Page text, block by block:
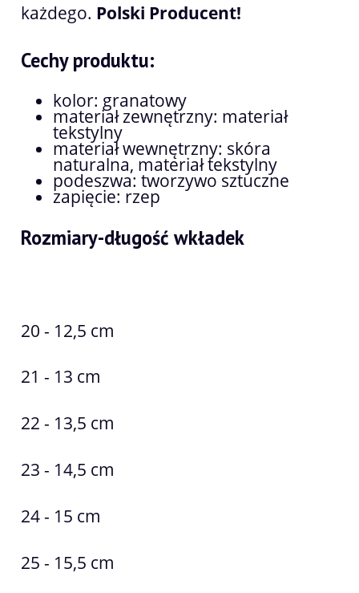
każdego. Polski Producent!
Cechy produktu:
kolor: granatowy
materiał zewnętrzny: materiał
tekstylny
materiał wewnętrzny: skóra
naturalna, materiał tekstylny
podeszwa: tworzywo sztuczne
zapięcie: rzep
Rozmiary-długość wkładek
20 - 12,5 cm
21 - 13 cm
22 - 13,5 cm
23 - 14,5 cm
24 - 15 cm
25 - 15,5 cm